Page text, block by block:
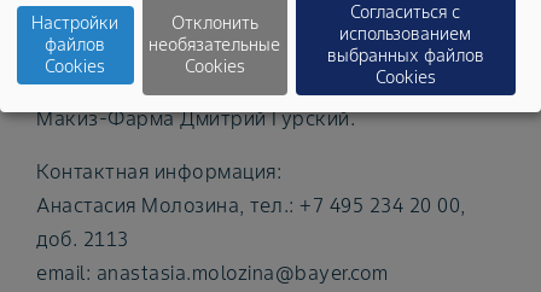
производство в соответствии с высокими
европейскими стандартами», -
прокомментировал генеральный директор
Макиз-Фарма Дмитрий Гурский.
Контактная информация:
Анастасия Молозина, тел.: +7 495 234 20 00,
доб. 2113
email: anastasia.molozina@bayer.com
Настройки
файлов
Cookies
Отклонить
необязательные
Cookies
Согласиться с
использованием
выбранных файлов
Cookies